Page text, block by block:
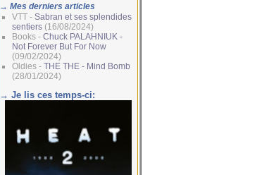
→ Mes derniers articles
VTT - Sabran et ses splendides
sentiers (16/08/2024)
Books - Chuck PALAHNIUK -
Not Forever But For Now
(09/02/2024)
Oldies - THE THE - Mind Bomb
(28/01/2024)
→ Je lis ces temps-ci: